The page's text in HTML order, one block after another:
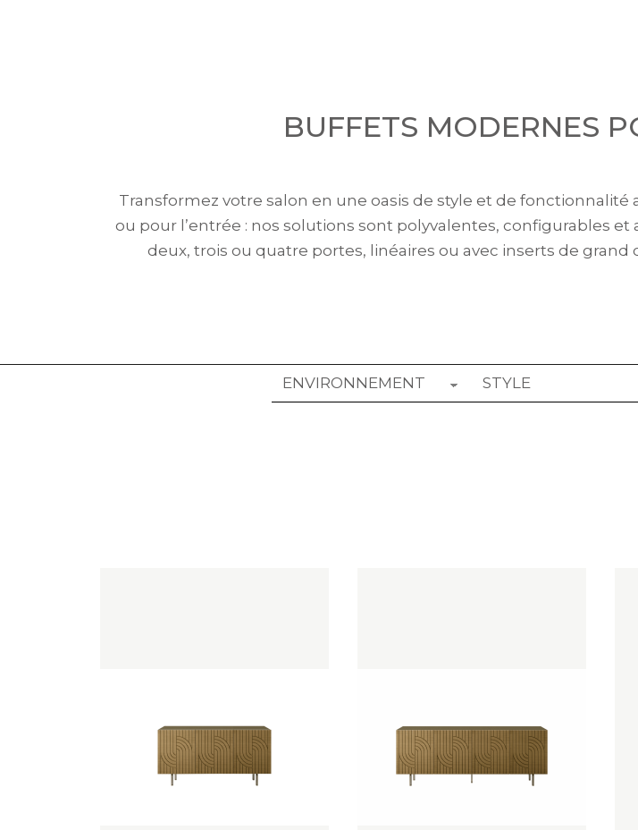
BUFFETS MODERNES
Transformez votre salon en une oasis de style et de
ou pour l’entrée : nos solutions sont polyvalentes, configurables
deux, trois ou quatre portes, linéaires ou avec inserts de